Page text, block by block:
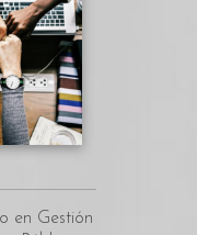
en Gestión